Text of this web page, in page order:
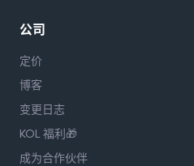
公司
定价
博客
变更日志
KOL 福利🎁
成为合作伙伴